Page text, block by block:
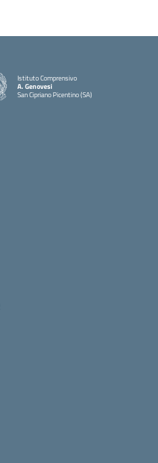
Istituto Comprensivo
A. Genovesi
San Cipriano Picentino (SA)
— Visita la pagina iniziale della scuola